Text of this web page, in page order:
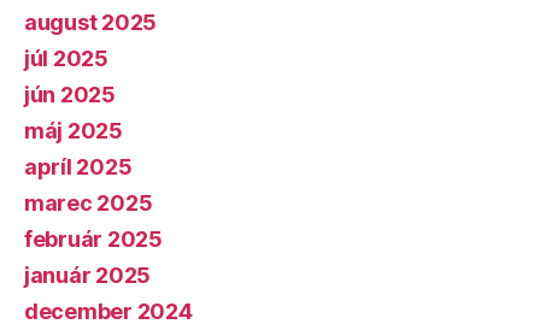
august 2025
júl 2025
jún 2025
máj 2025
apríl 2025
marec 2025
február 2025
január 2025
december 2024